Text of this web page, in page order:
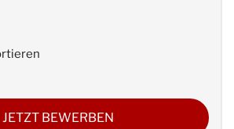
JETZT BEWERBEN